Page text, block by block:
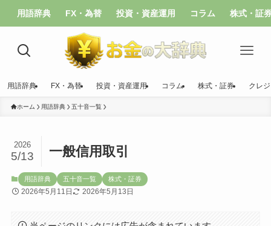
用語辞典 FX・為替 投資・資産運用 コラム 株式・証
用語辞典 FX・為替 投資・資産運用 コラム 株式・証券 クレ
ホーム 用語辞典 五十音一覧
一般信用取引
2026
5/13
用語辞典 五十音一覧 株式・証券
2026年5月11日 2026年5月13日